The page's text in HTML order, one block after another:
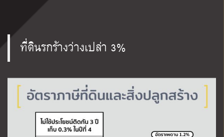
ที่ดินรกร้างว่างเปล่า 3%